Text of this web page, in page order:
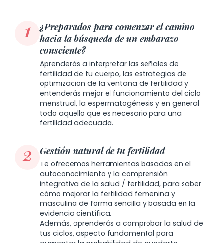
1
¿Preparados para comenzar el camino
hacia la búsqueda de un embarazo
consciente?
Aprenderás a interpretar las señales de
fertilidad de tu cuerpo, las estrategias de
optimización de la ventana de fertilidad y
entenderás mejor el funcionamiento del ciclo
menstrual, la espermatogénesis y en general
todo aquello que es necesario para una
fertilidad adecuada.
2 Gestión natural de tu fertilidad
Te ofrecemos herramientas basadas en el
autoconocimiento y la comprensión
integrativa de la salud / fertilidad, para saber
cómo mejorar la fertilidad femenina y
masculina de forma sencilla y basada en la
evidencia científica.
Además, aprenderás a comprobar la salud de
tus ciclos, aspecto fundamental para